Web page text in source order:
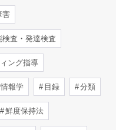
害
査・発達検査
ング指導
報学 目録 分類
鮮度保持法